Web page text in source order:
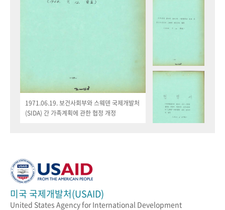
1971.06.19. 보건사회부와 스웨덴 국제개발처
(SIDA) 간 가족계획에 관한 협정 개정
미국 국제개발처(USAID)
United States Agency for International Development